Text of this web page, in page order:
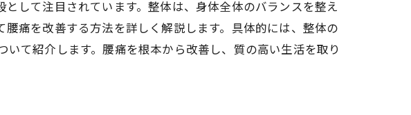
して注目されています。整体は、身体全体のバランスを整え
痛を改善する方法を詳しく解説します。具体的には、整体の
て紹介します。腰痛を根本から改善し、質の高い生活を取り